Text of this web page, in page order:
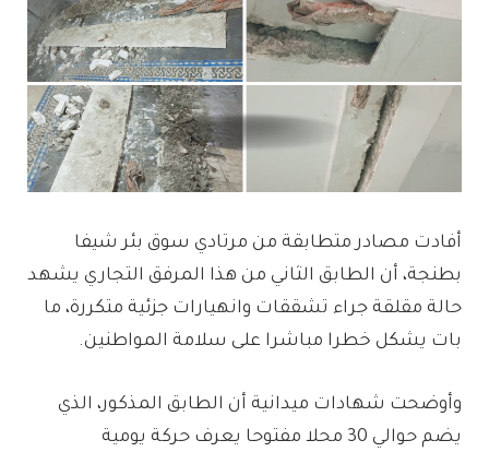
أفادت مصادر متطابقة من مرتادي سوق بئر شيفا
بطنجة، أن الطابق الثاني من هذا المرفق التجاري يشهد
حالة مقلقة جراء تشققات وانهيارات جزئية متكررة، ما
بات يشكل خطرا مباشرا على سلامة المواطنين.
وأوضحت شهادات ميدانية أن الطابق المذكور، الذي
يضم حوالي 30 محلا مفتوحا يعرف حركة يومية